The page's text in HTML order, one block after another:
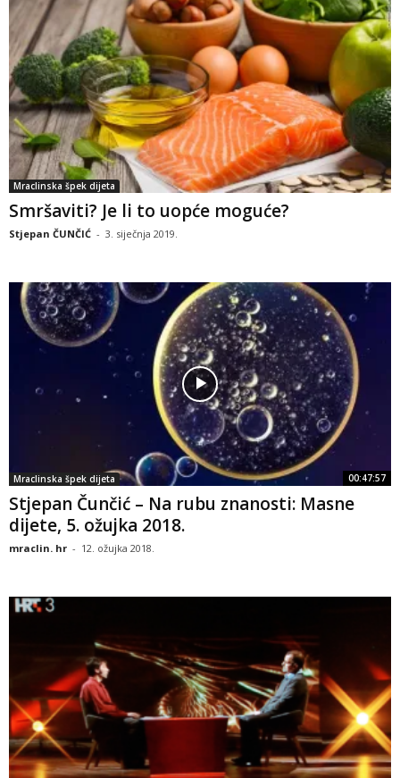
Mraclinska špek dijeta
Smršaviti? Je li to uopće moguće?
Stjepan ČUNČIĆ - 3. siječnja 2019.
00:47:57
Mraclinska špek dijeta
Stjepan Čunčić – Na rubu znanosti: Masne
dijete, 5. ožujka 2018.
mraclin. hr - 12. ožujka 2018.